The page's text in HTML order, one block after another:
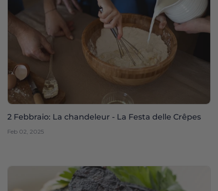
2 Febbraio: La chandeleur - La Festa delle Crêpes
Feb 02, 2025